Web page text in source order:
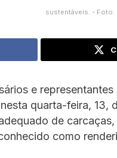
sustentáveis. - Foto:
e
quarta-feira, 13,
de
como